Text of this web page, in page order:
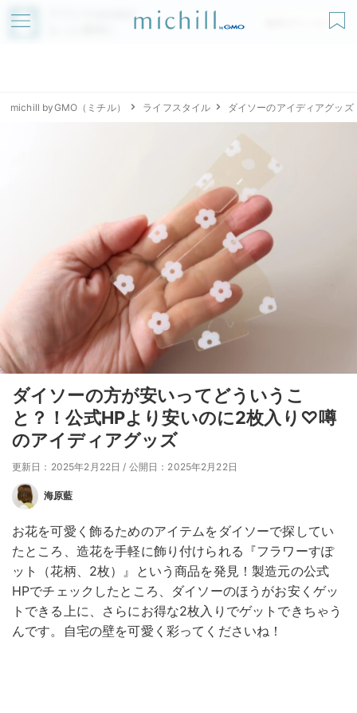
アプリでmichillが
無料ダウンロード
michill byGMO（ミチル） ライフスタイル ダイソーのアイディアグッズ
ダイソーの方が安いってどういうこ
と？！公式HPより安いのに2枚入り♡噂
のアイディアグッズ
更新日：2025年2月22日 / 公開日：2025年2月22日
海原藍
お花を可愛く飾るためのアイテムをダイソーで探してい
たところ、造花を手軽に飾り付けられる『フラワーすぽ
ット（花柄、2枚）』という商品を発見！製造元の公式
HPでチェックしたところ、ダイソーのほうがお安くゲッ
トできる上に、さらにお得な2枚入りでゲットできちゃう
んです。自宅の壁を可愛く彩ってくださいね！